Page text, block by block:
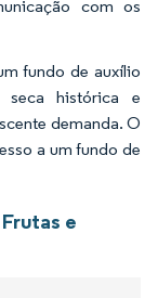
com os
fundo de auxílio
seca histórica e
demanda. O
a um fundo de
e